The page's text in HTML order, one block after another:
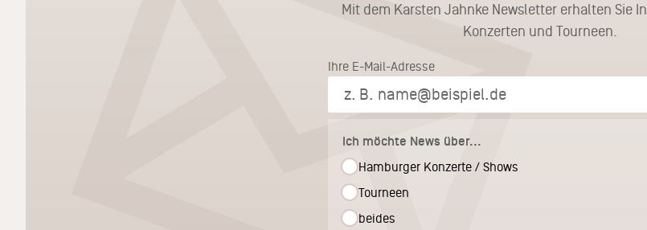
Mit dem Karsten Jahnke Newsletter erhalten Sie
Konzerten und Tourneen.
Ihre E-Mail-Adresse
Ich möchte News über...
Hamburger Konzerte / Shows
Tourneen
beides